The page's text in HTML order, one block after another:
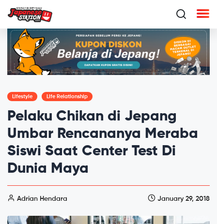
Lifestyle Life Relationship
Pelaku Chikan di Jepang
Umbar Rencananya Meraba
Siswi Saat Center Test Di
Dunia Maya
Adrian Hendara January 29, 2018